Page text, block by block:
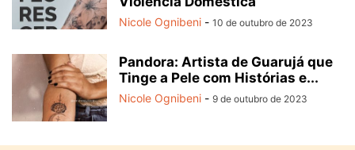
Nicole Ognibeni - 10 de outubro de 2023
Pandora: Artista de Guarujá que
Tinge a Pele com Histórias e...
Nicole Ognibeni - 9 de outubro de 2023